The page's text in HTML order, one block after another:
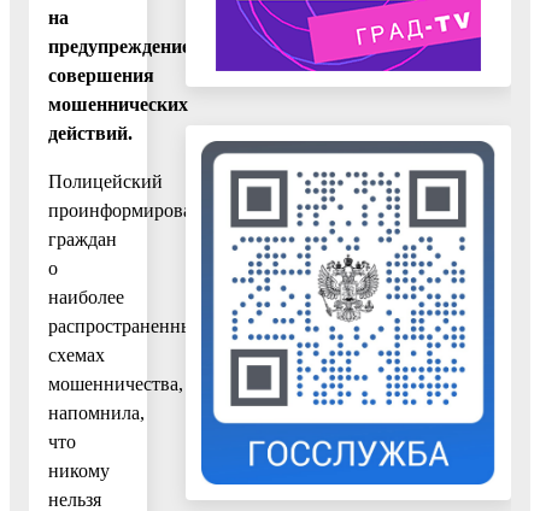
на
предупреждение
совершения
мошеннических
действий.
Полицейский
проинформировала
граждан
о
наиболее
распространенных
схемах
мошенничества,
напомнила,
что
никому
нельзя